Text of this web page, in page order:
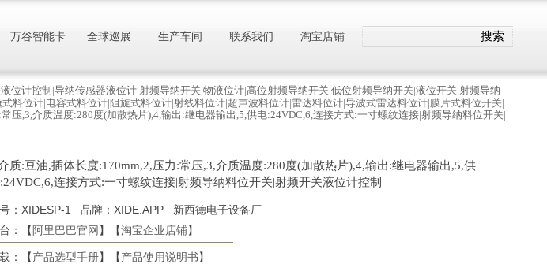
位计控制|导纳传感器液位计|射频导纳开关|物液位计|高位射频导纳开关|低位射频导纳开关|液位开关|射频导纳
位计|电容式料位计|阻旋式料位计|射线料位计|超声波料位计|雷达料位计|导波式雷达料位计|膜片式料位开关|
压,3,介质温度:280度(加散热片),4,输出:继电器输出,5,供电:24VDC,6,连接方式:一寸螺纹连接|射频导纳料位开关|
质:豆油,插体长度:170mm,2,压力:常压,3,介质温度:280度(加散热片),4,输出:继电器输出,5,供
连接方式:一寸螺纹连接|射频导纳料位开关|射频开关液位计控制
：XIDESP-1 品牌：XIDE.APP 新西德电子设备厂
：【 阿里巴巴官网 】【淘宝企业店铺】
：【产品选型手册】【产品使用说明书】
万谷智能卡 全球巡展 生产车间 联系我们 淘宝店铺 搜索